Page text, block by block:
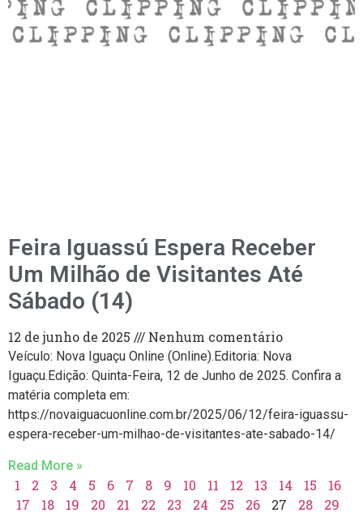
Feira Iguassú Espera Receber
Um Milhão de Visitantes Até
Sábado (14)
12 de junho de 2025 Nenhum comentário
Veículo: Nova Iguaçu Online (Online).Editoria: Nova
Iguaçu.Edição: Quinta-Feira, 12 de Junho de 2025. Confira a
matéria completa em:
https://novaiguacuonline.com.br/2025/06/12/feira-iguassu-
espera-receber-um-milhao-de-visitantes-ate-sabado-14/
Read More »
1 2 3 4 5 6 7 8 9 10 11 12 13 14 15
16
17
18 19 20 21 22 23 24 25 26 27 28
29